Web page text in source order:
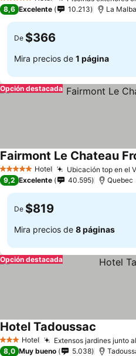
5 Estrellas
8,6 Excelente 10.213 La
De $366
Mira precios de 1 página
Opción destacada
5 Estrellas Hotel Ubicación top en el
Fairmont Le Chateau
9,2 Excelente 40.595 Quebec
De $819
Mira precios de 8 páginas
Opción destacada
3 Estrellas
Hotel Extensos jardines junto
Hotel Tadoussac
8,0 Muy bueno 5.038